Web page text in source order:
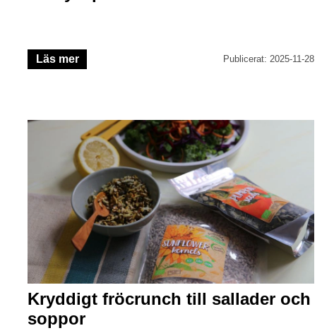
Läs mer Publicerat: 2025-11-28
Kryddigt fröcrunch till sallader och
soppor